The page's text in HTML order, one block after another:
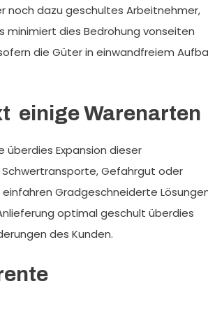
dazu geschultes Arbeitnehmer,
minimiert dies Bedrohung vonseiten
die Güter in einwandfreiem
einige Warenarten
überdies Expansion dieser
Gefahrgut oder
einfahren Gradgeschneiderte
optimal geschult überdies
des Kunden.